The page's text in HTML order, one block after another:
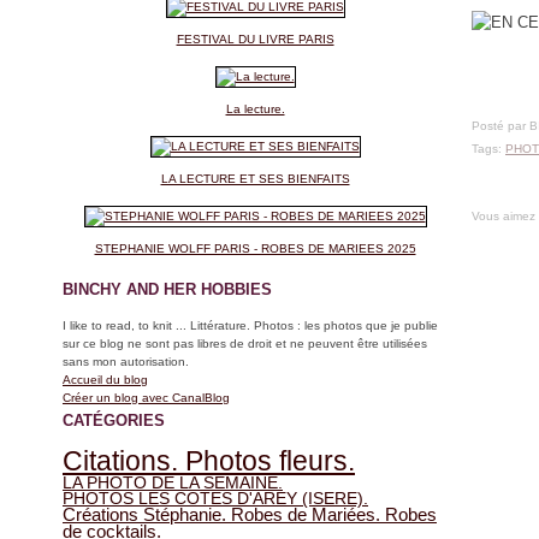
FESTIVAL DU LIVRE PARIS
La lecture.
LA LECTURE ET SES BIENFAITS
STEPHANIE WOLFF PARIS - ROBES DE MARIEES 2025
BINCHY AND HER HOBBIES
I like to read, to knit ... Littérature. Photos : les photos que je publie
sur ce blog ne sont pas libres de droit et ne peuvent être utilisées
sans mon autorisation.
Accueil du blog
Créer un blog avec CanalBlog
CATÉGORIES
Citations. Photos fleurs.
LA PHOTO DE LA SEMAINE.
PHOTOS LES COTES D'AREY (ISERE).
Créations Stéphanie. Robes de Mariées. Robes
de cocktails.
Posté par
Tags:
Vous aimez